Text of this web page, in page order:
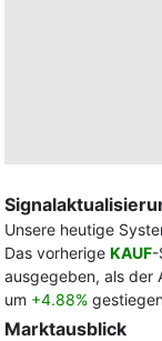
Unsere heutige
Das vorherige KAUF-
ausgegeben, als der
um +4.88%
Marktausblick